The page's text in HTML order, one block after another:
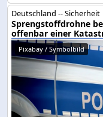
Deutschland -- Sicherheit
Sprengstoffdrohne
offenbar einer
Pixabay / Symbolbild